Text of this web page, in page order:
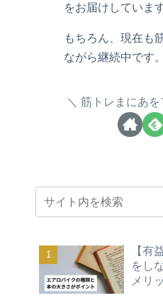
をお届けしています
もちろん、現在も
ながら継続中です。
筋トレまにあを
【有
をし
メリ